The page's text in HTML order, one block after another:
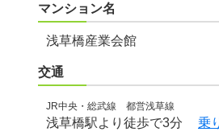
マンション名
浅草橋産業会館
交通
JR中央・総武線 都営浅草線
浅草橋駅より徒歩で3分 乗